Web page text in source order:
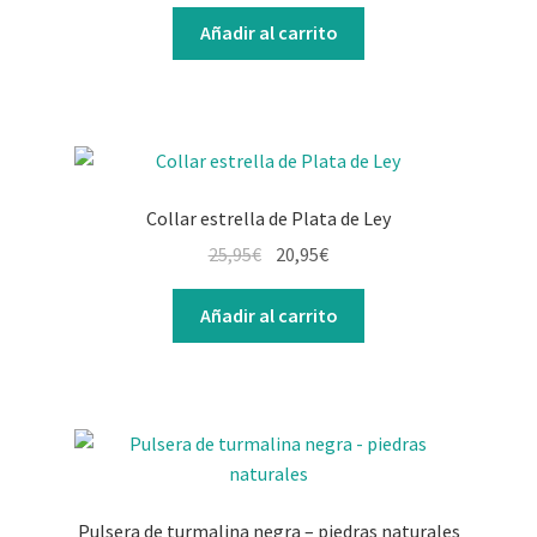
Añadir al carrito
Collar estrella de Plata de Ley
25,95€ El
precio
original
era:
20,95€El
precio
actual
es:
Añadir al carrito
Pulsera de turmalina negra – piedras naturales